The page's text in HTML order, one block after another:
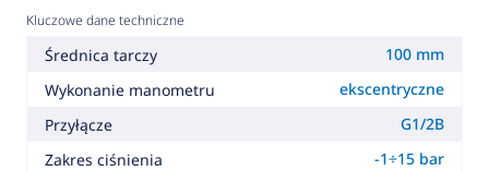
Kluczowe dane techniczne
Średnica tarczy
100 mm
Wykonanie manometru
ekscentryczne
Przyłącze
G1/2B
Zakres ciśnienia
-1÷15 bar